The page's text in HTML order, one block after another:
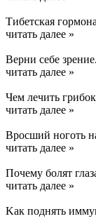
Тибетская
читать далее »
Верни себе
читать далее »
Чем лечить
читать далее »
Вросший ноготь
читать далее »
Почему болят
читать далее »
Kак поднять